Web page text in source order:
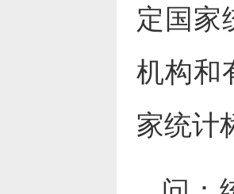
定国家
机构和
家统计